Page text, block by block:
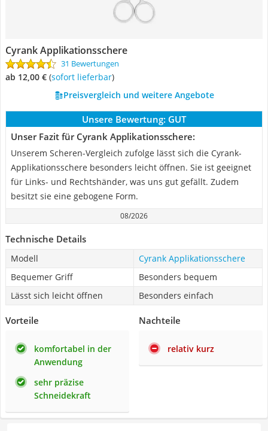
Cyrank Applikationsschere
31 Bewertungen
ab 12,00 € ( Sofort lieferbar)
Preisvergleich und weitere Angebote
Unsere Bewertung: GUT
Unser Fazit für Cyrank Applikationsschere:
Unserem Scheren-Vergleich zufolge lässt sich die Cyrank-
Applikationsschere besonders leicht öffnen. Sie ist geeignet
für Links- und Rechtshänder, was uns gut gefällt. Zudem
besitzt sie eine gebogene Form.
08/2026
Technische Details
Modell
Cyrank Applikationsschere
Bequemer Griff
Besonders bequem
Lässt sich leicht öffnen
Besonders einfach
Vorteile
komfortabel in der
Anwendung
sehr präzise
Schneidekraft
Nachteile
relativ kurz